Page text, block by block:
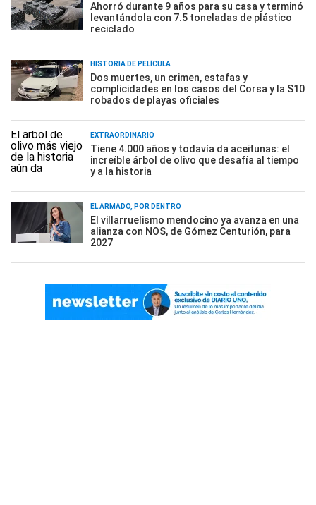
Ahorró durante 9 años para su casa y terminó
levantándola con 7.5 toneladas de plástico
reciclado
HISTORIA DE PELÍCULA
Dos muertes, un crimen, estafas y
complicidades en los casos del Corsa y la S10
robados de playas oficiales
EXTRAORDINARIO
Tiene 4.000 años y todavía da aceitunas: el
increíble árbol de olivo que desafía al tiempo
y a la historia
EL ARMADO, POR DENTRO
El villarruelismo mendocino ya avanza en una
alianza con NOS, de Gómez Centurión, para
2027